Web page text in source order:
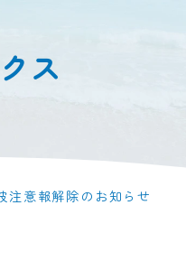
与論
イト
ス
注意報解除のお知らせ